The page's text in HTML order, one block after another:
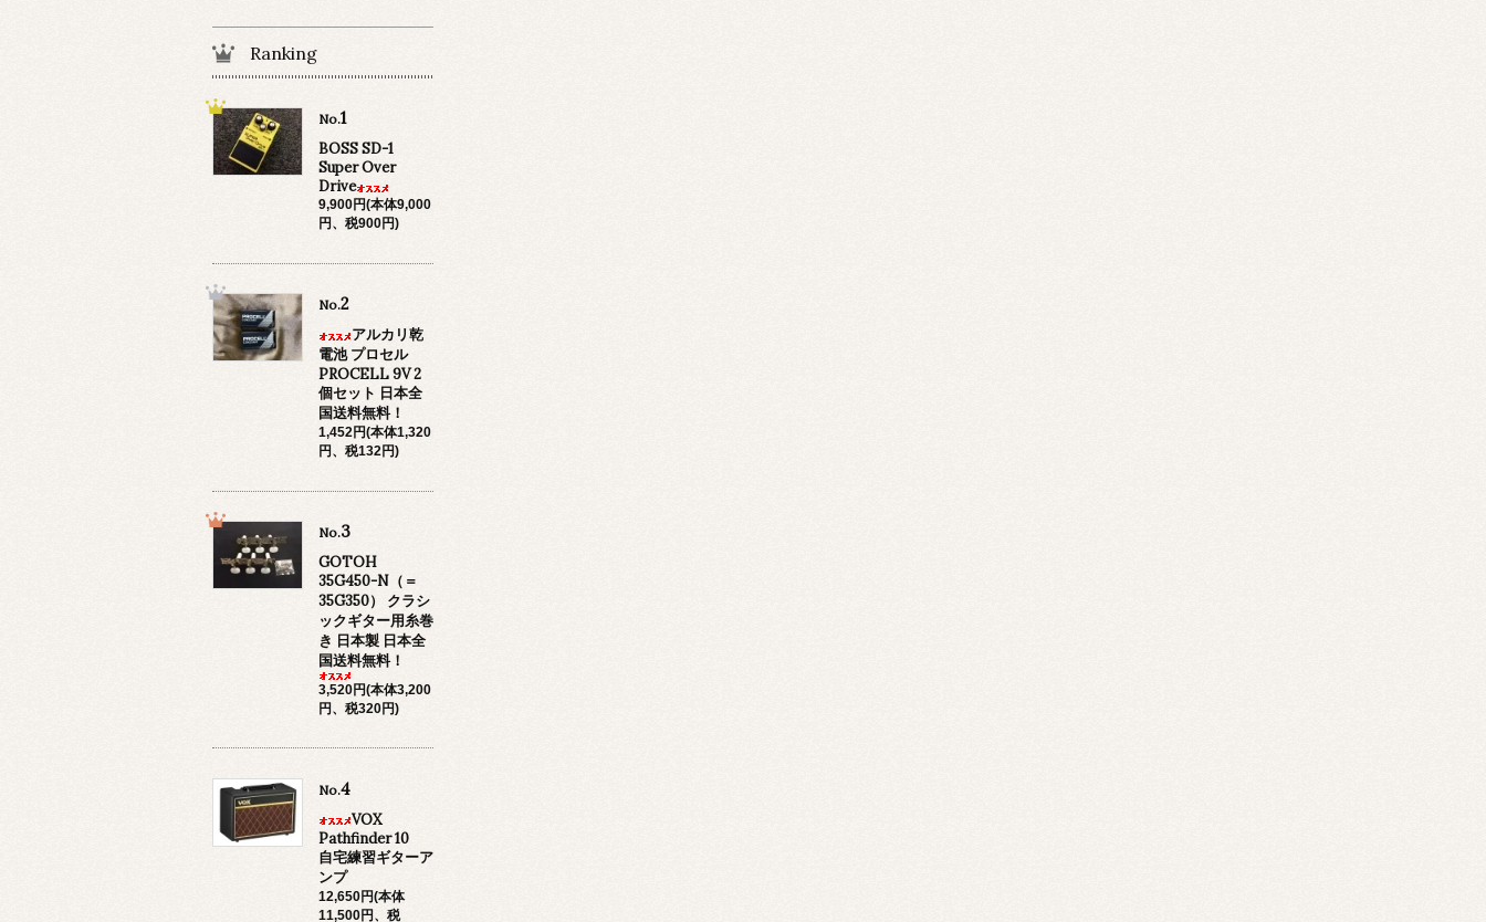
Ranking
No.1
BOSS SD-1
Super Over
Drive
9,900円(本体9,000
円、税900円)
No.2
アルカリ乾
電池 プロセル
PROCELL 9V 2
個セット 日本全
国送料無料！
1,452円(本体1,320
円、税132円)
No.3
GOTOH
35G450-N（＝
35G350） クラシ
ックギター用糸巻
き 日本製 日本全
国送料無料！
3,520円(本体3,200
円、税320円)
No.4
VOX
Pathfinder 10
自宅練習ギターア
ンプ
12,650円(本体
11,500円、税